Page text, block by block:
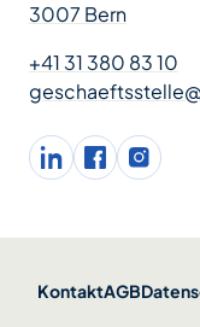
3007 Bern
+41 31 380 83 10
LinkedInfacebook
KontaktAGB